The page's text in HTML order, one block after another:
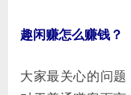
趣闲赚怎么赚钱？
大家最关心的问